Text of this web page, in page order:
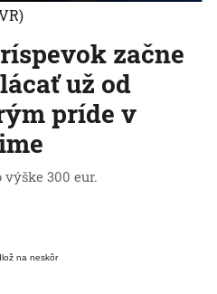
začne
už od
príde v
300 eur.
na neskôr